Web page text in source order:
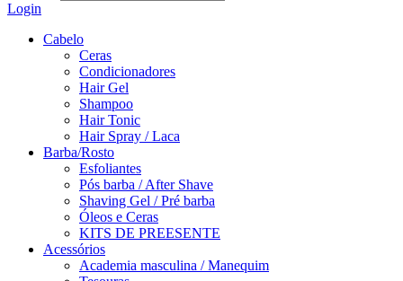
Login
Cabelo
Ceras
Condicionadores
Hair Gel
Shampoo
Hair Tonic
Hair Spray / Laca
Barba/Rosto
Esfoliantes
Pós barba / After Shave
Shaving Gel / Pré barba
Óleos e Ceras
KITS DE PREESENTE
Acessórios
Academia masculina / Manequim